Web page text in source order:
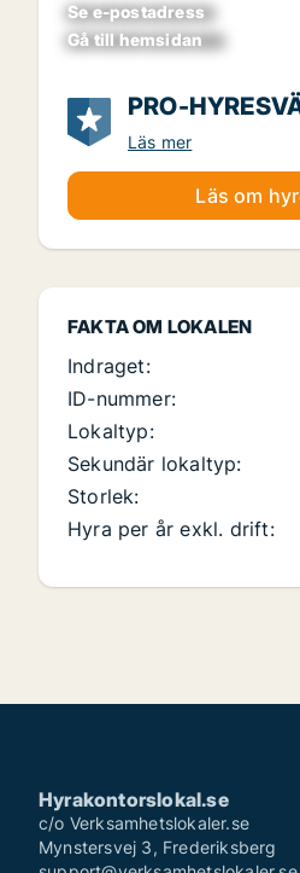
Se e-postadress
xxxxxxxxxxxxxxx
Gå till hemsidan
xxxxxxxxxxxxxxxx
PRO-
Läs mer
Läs om
FAKTA OM LOKALEN
Indraget:
ID-nummer:
Lokaltyp:
Sekundär lokaltyp:
Storlek:
Hyra per år exkl. drift:
Hyrakontorslokal.se
c/o Verksamhetslokaler.se
Mynstersvej 3, Frederiksberg